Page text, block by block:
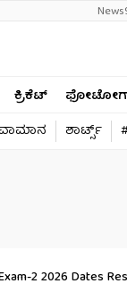
ಕ್ರಿಕೆಟ್​
ಶಾರ್ಟ್ಸ್​
2 2026 Dates